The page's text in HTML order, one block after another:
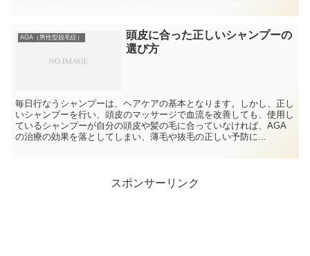
AGA（男性型脱毛症）
頭皮に合った正しいシャンプーの
選び方
毎日行なうシャンプーは、ヘアケアの基本となります。しかし、正し
いシャンプーを行い、頭皮のマッサージで血流を改善しても、使用し
ているシャンプーが自分の頭皮や髪の毛に合っていなければ、AGA
の治療の効果を落としてしまい、薄毛や抜毛の正しい予防に...
スポンサーリンク